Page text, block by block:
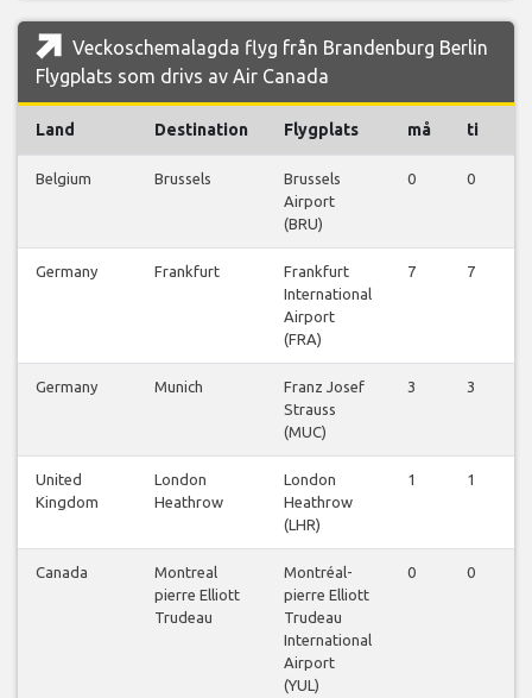
Veckoschemalagda flyg från Brandenburg Berlin
Flygplats som drivs av Air Canada
Land Destination Flygplats må ti
Belgium Brussels
Brussels
Airport
(BRU)
0 0
Germany Frankfurt
Frankfurt
International
Airport
(FRA)
7 7
Germany Munich
Franz Josef
Strauss
(MUC)
3 3
United
Kingdom
London
Heathrow
London
Heathrow
(LHR)
1 1
Canada
Montreal
pierre Elliott
Trudeau
Montréal-
pierre Elliott
Trudeau
International
Airport
(YUL)
0 0